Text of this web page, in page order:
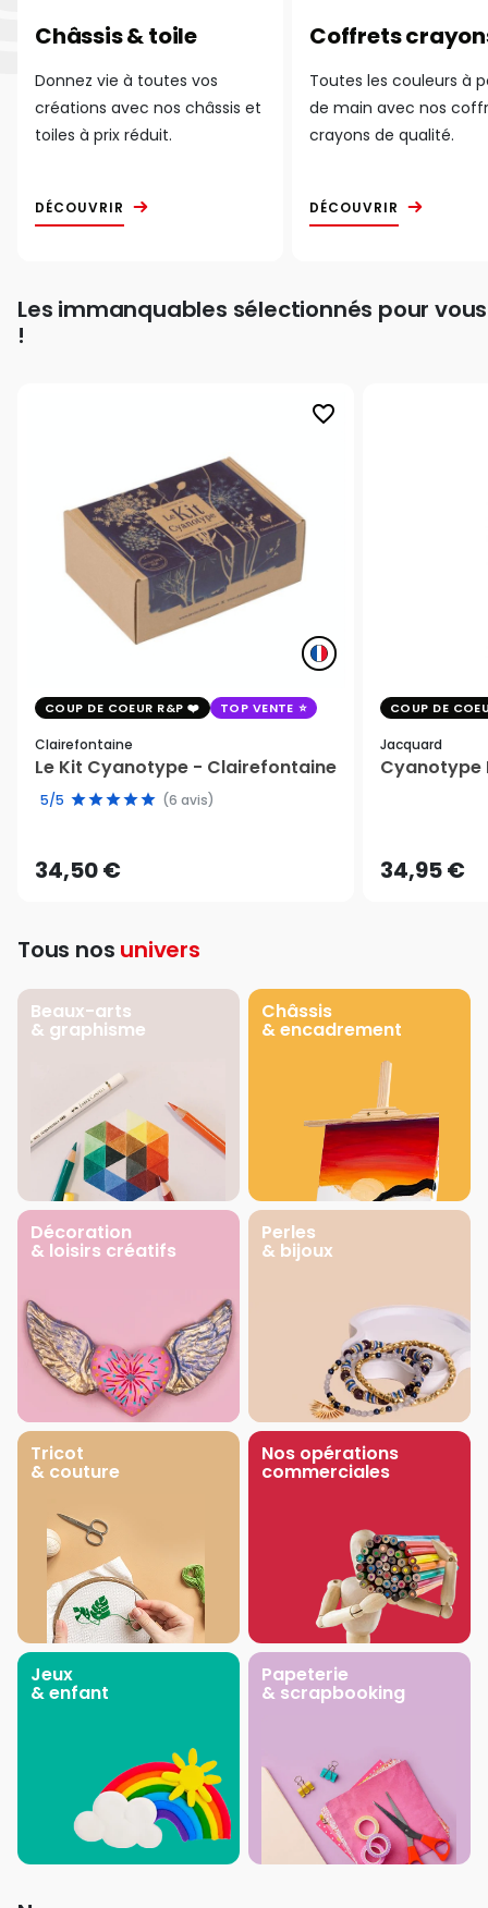
Châssis & toile
Donnez vie à toutes vos
créations avec nos châssis et
toiles à prix réduit.
DÉCOUVRIR
Coffrets
Toutes les couleurs à
de main avec nos
crayons de qualité.
DÉCOUVRIR
Les immanquables sélectionnés pour vous
!
favorite_border
COUP DE COEUR R&P TOP VENTE
Clairefontaine
Le Kit Cyanotype - Clairefontaine
5/5 (6 avis)
34,50 €
COUP DE
Jacquard
Cyanotype
34,95 €
Tous nos univers
Beaux-arts
& graphisme
Châssis
& encadrement
Décoration
& loisirs créatifs
Perles
& bijoux
Tricot
& couture
Nos opérations
commerciales
Jeux
& enfant
Papeterie
& scrapbooking